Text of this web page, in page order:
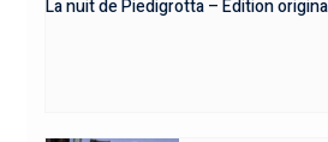
La nuit de Piedigrotta – Édition